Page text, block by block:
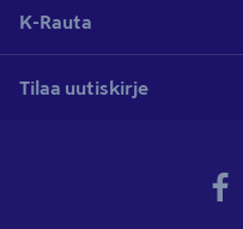
K-Rauta
Tilaa uutiskirje